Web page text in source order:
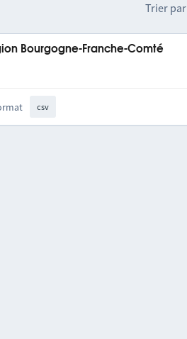
Trier par
Bourgogne-Franche-Comté
csv